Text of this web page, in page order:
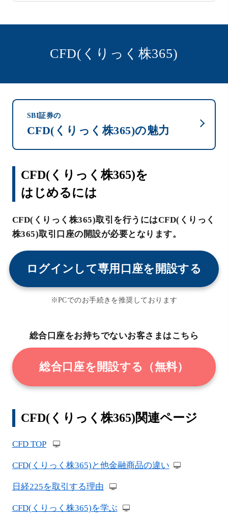
CFD(くりっく株365)
SBI証券の
CFD(くりっく株365)の魅力
CFD(くりっく株365)を
はじめるには
CFD(くりっく株365)取引を行うにはCFD(くりっく
株365)取引口座の開設が必要となります。
ログインして専用口座を開設する
※PCでのお手続きを推奨しております
総合口座をお持ちでないお客さまはこちら
総合口座を開設する（無料）
CFD(くりっく株365)関連ページ
CFD TOP
CFD(くりっく株365)と他金融商品の違い
日経225を取引する理由
CFD(くりっく株365)を学ぶ